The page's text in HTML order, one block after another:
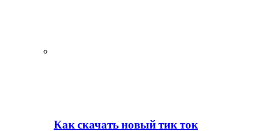
Как скачать новый тик ток